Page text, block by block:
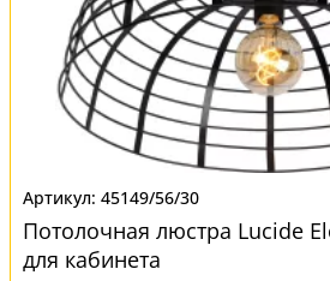
45149/56/30
Потолочная люстра Lucide
для кабинета